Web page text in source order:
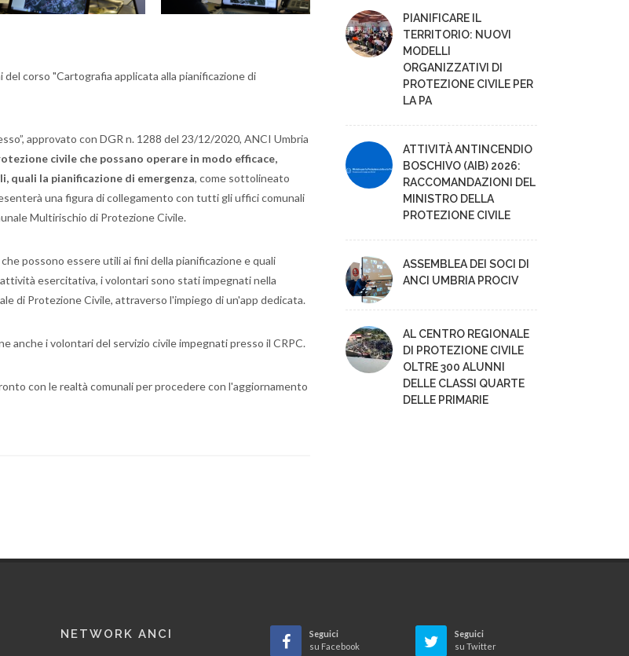
corso "Cartografia applicata alla pianificazione di
approvato con DGR n. 1288 del 23/12/2020, ANCI Umbria
civile che possano operare in modo efficace,
la pianificazione di emergenza, come sottolineato
una figura di collegamento con tutti gli uffici comunali
Multirischio di Protezione Civile.
possono essere utili ai fini della pianificazione e quali
esercitativa, i volontari sono stati impegnati nella
di Protezione Civile, attraverso l'impiego di un'app dedicata.
anche i volontari del servizio civile impegnati presso il CRPC.
con le realtà comunali per procedere con l'aggiornamento
PIANIFICARE IL
TERRITORIO: NUOVI
MODELLI
ORGANIZZATIVI DI
PROTEZIONE CIVILE PER
LA PA
ATTIVITÀ ANTINCENDIO
BOSCHIVO (AIB) 2026:
RACCOMANDAZIONI DEL
MINISTRO DELLA
PROTEZIONE CIVILE
ASSEMBLEA DEI SOCI DI
ANCI UMBRIA PROCIV
AL CENTRO REGIONALE
DI PROTEZIONE CIVILE
OLTRE 300 ALUNNI
DELLE CLASSI QUARTE
DELLE PRIMARIE
NETWORK ANCI
Seguici
su Facebook
Seguici
su Twitter